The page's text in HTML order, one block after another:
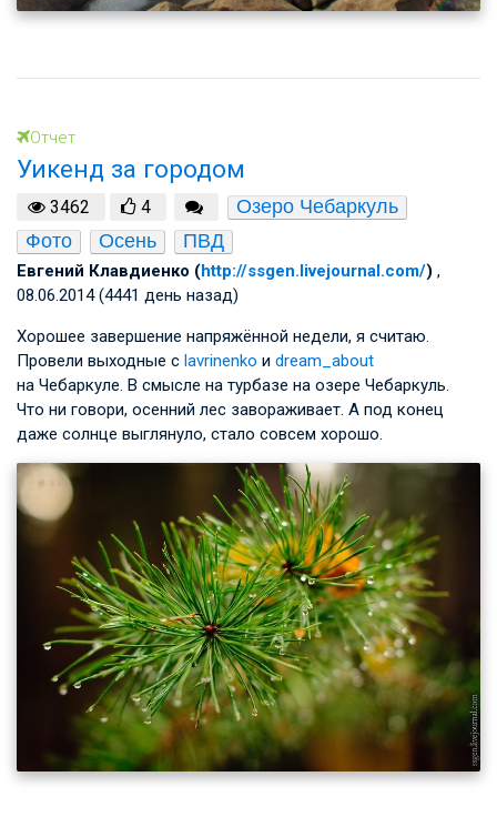
Отчет
Уикенд за городом
3462 4
Озеро Чебаркуль
Фото
Осень ПВД
Евгений Клавдиенко (http://ssgen.livejournal.com/) ,
08.06.2014 (4441 день назад)
Хорошее завершение напряжённой недели, я считаю.
Провели выходные с lavrinenko и dream_about
на Чебаркуле. В смысле на турбазе на озере Чебаркуль.
Что ни говори, осенний лес завораживает. А под конец
даже солнце выглянуло, стало совсем хорошо.